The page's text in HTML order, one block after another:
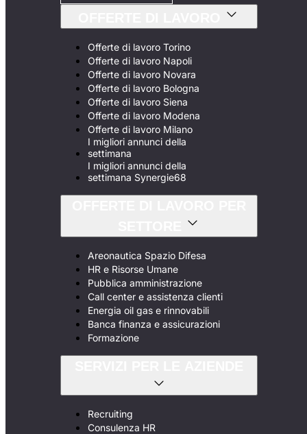
Offerte di lavoro Torino
Offerte di lavoro Napoli
Offerte di lavoro Novara
Offerte di lavoro Bologna
Offerte di lavoro Siena
Offerte di lavoro Modena
Offerte di lavoro Milano
I migliori annunci della
settimana
I migliori annunci della
settimana Synergie68
Areonautica Spazio Difesa
HR e Risorse Umane
Pubblica amministrazione
Call center e assistenza clienti
Energia oil gas e rinnovabili
Banca finanza e assicurazioni
Formazione
Recruiting
Consulenza HR